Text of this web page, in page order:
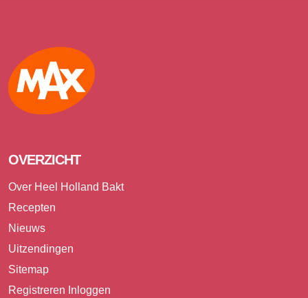
Max
OVERZICHT
Over Heel Holland Bakt
Recepten
Nieuws
Uitzendingen
Sitemap
Registreren Inloggen